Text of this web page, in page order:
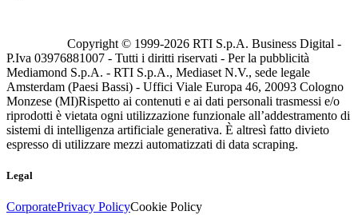
Copyright © 1999-2026 RTI S.p.A. Business Digital -
P.Iva 03976881007 - Tutti i diritti riservati - Per la pubblicità
Mediamond S.p.A. - RTI S.p.A., Mediaset N.V., sede legale
Amsterdam (Paesi Bassi) - Uffici Viale Europa 46, 20093 Cologno
Monzese (MI)Rispetto ai contenuti e ai dati personali trasmessi e/o
riprodotti è vietata ogni utilizzazione funzionale all’addestramento di
sistemi di intelligenza artificiale generativa. È altresì fatto divieto
espresso di utilizzare mezzi automatizzati di data scraping.
Legal
CorporatePrivacy PolicyCookie Policy